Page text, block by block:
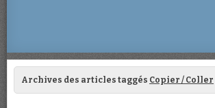
Archives des articles taggés Copier / Coller